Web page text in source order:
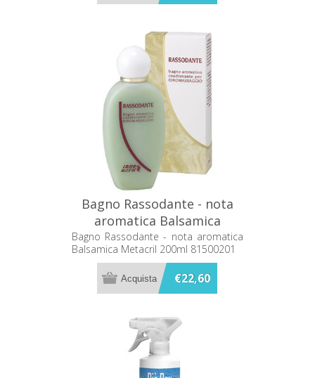
Bagno Rassodante - nota
aromatica Balsamica
Metacril 200ml 81500201
Bagno Rassodante - nota aromatica
Balsamica Metacril 200ml 81500201
€22,60